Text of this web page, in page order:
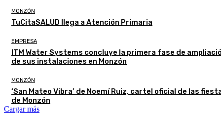
MONZÓN
TuCitaSALUD llega a Atención Primaria
EMPRESA
ITM Water Systems concluye la primera fase de
de sus instalaciones en Monzón
MONZÓN
‘San Mateo Vibra’ de Noemí Ruiz, cartel oficial de las
de Monzón
Cargar más